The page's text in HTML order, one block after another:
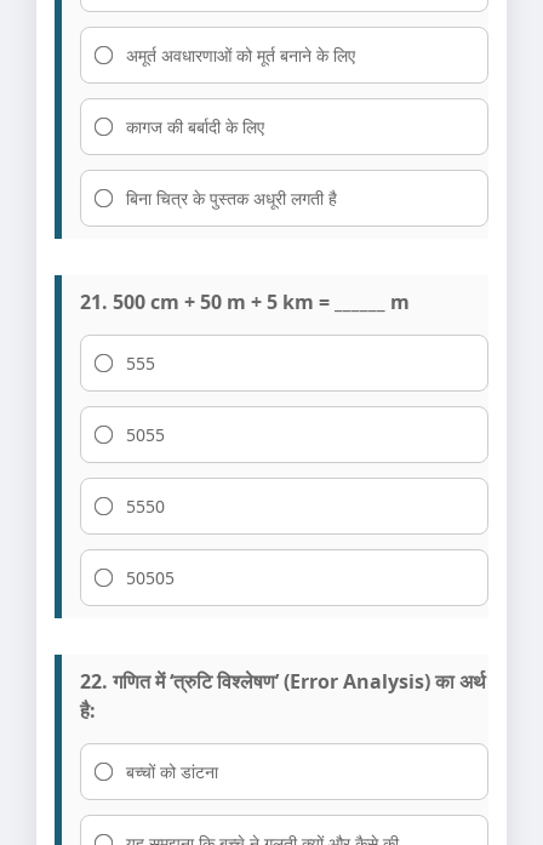
अमूर्त अवधारणाओं को मूर्त बनाने के लिए
कागज की बर्बादी के लिए
बिना चित्र के पुस्तक अधूरी लगती है
21. 500 cm + 50 m + 5 km = ______ m
555
5055
5550
50505
22. गणित में ‘त्रुटि विश्लेषण’ (Error Analysis) का अर्थ
है:
बच्चों को डांटना